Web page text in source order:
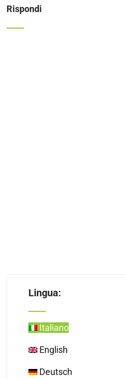
Rispondi
Lingua:
Italiano
English
Deutsch